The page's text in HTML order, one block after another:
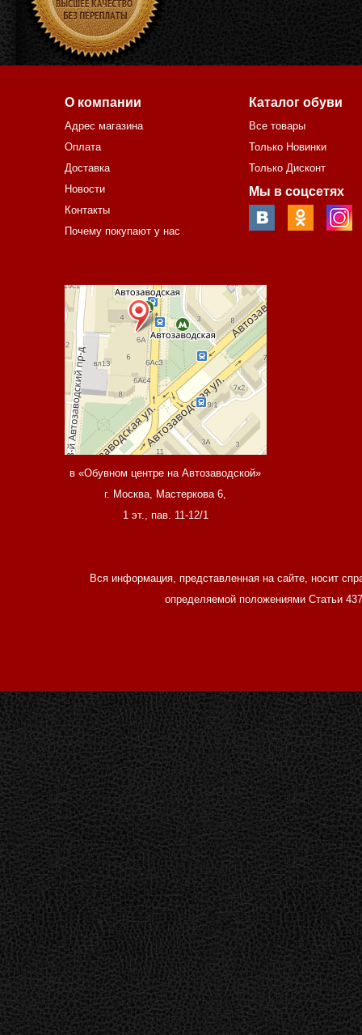
О компании
Адрес магазина
Оплата
Доставка
Новости
Контакты
Почему покупают у нас
Каталог обуви
Все товары
Только Новинки
Только Дисконт
Мы в соцсетях
в «Обувном центре на Автозаводской»
г. Москва, Мастеркова 6,
1 эт., пав. 11-12/1
Вся информация, представленная на сайте, носит
определяемой положениями Статьи